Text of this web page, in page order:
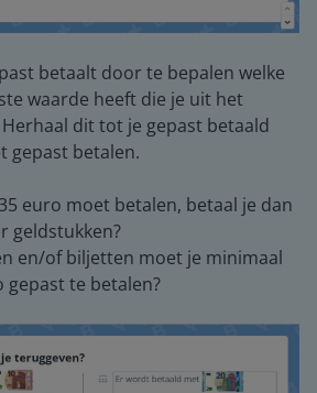
betaalt door te bepalen welke
waarde heeft die je uit het
dit tot je gepast betaald
gepast betalen.
euro moet betalen, betaal je dan
geldstukken?
en/of biljetten moet je minimaal
gepast te betalen?